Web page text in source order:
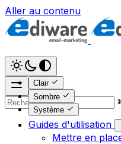
Aller au contenu
Clair
Sombre
Système
Guides d'utilisation
Mettre en